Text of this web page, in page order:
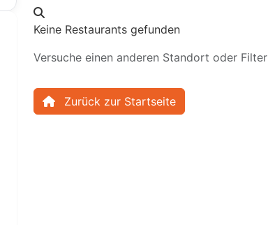
Keine Restaurants gefunden
Versuche einen anderen Standort oder Filter
Zurück zur Startseite